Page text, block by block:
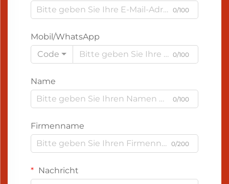
0/100
Mobil/WhatsApp
Code
0/100
Name
0/100
Firmenname
0/200
Nachricht